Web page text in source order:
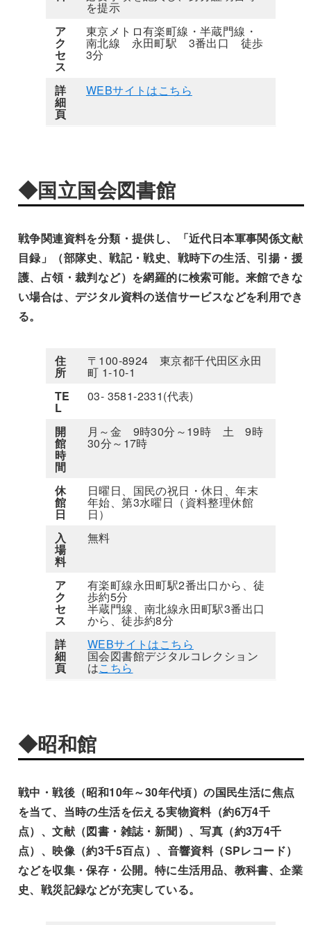
を提示
ア
ク
セ
ス
東京メトロ有楽町線・半蔵門線・
南北線 永田町駅 3番出口 徒歩
3分
詳
細
頁
WEBサイトはこちら
◆国立国会図書館
戦争関連資料を分類・提供し、「近代日本軍事関係文献
目録」（部隊史、戦記・戦史、戦時下の生活、引揚・援
護、占領・裁判など）を網羅的に検索可能。来館できな
い場合は、デジタル資料の送信サービスなどを利用でき
る。
住
所
〒100-8924 東京都千代田区永田
町 1-10-1
TE
L
03- 3581-2331(代表)
開
館
時
間
月～金 9時30分～19時 土 9時
30分～17時
休
館
日
日曜日、国民の祝日・休日、年末
年始、第3水曜日（資料整理休館
日）
入
場
料
無料
ア
ク
セ
ス
有楽町線永田町駅2番出口から、徒
歩約5分
半蔵門線、南北線永田町駅3番出口
から、徒歩約8分
詳
細
頁
WEBサイトはこちら
国会図書館デジタルコレクション
はこちら
◆昭和館
戦中・戦後（昭和10年～30年代頃）の国民生活に焦点
を当て、当時の生活を伝える実物資料（約6万4千
点）、文献（図書・雑誌・新聞）、写真（約3万4千
点）、映像（約3千5百点）、音響資料（SPレコード）
などを収集・保存・公開。特に生活用品、教科書、企業
史、戦災記録などが充実している。